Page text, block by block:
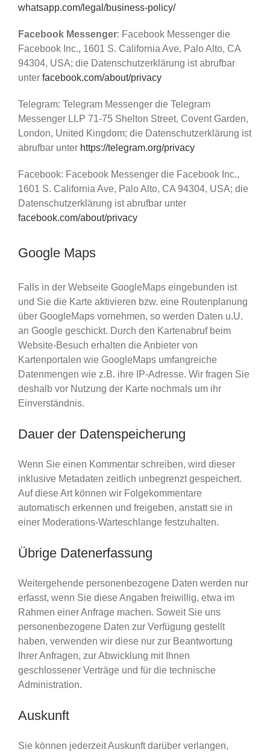
whatsapp.com/legal/business-policy/
Facebook Messenger: Facebook Messenger die
Facebook Inc., 1601 S. California Ave, Palo Alto, CA
94304, USA; die Datenschutzerklärung ist abrufbar
unter facebook.com/about/privacy
Telegram: Telegram Messenger die Telegram
Messenger LLP 71-75 Shelton Street, Covent Garden,
London, United Kingdom; die Datenschutzerklärung ist
abrufbar unter https://telegram.org/privacy
Facebook: Facebook Messenger die Facebook Inc.,
1601 S. California Ave, Palo Alto, CA 94304, USA; die
Datenschutzerklärung ist abrufbar unter
facebook.com/about/privacy
Google Maps
Falls in der Webseite GoogleMaps eingebunden ist
und Sie die Karte aktivieren bzw. eine Routenplanung
über GoogleMaps vornehmen, so werden Daten u.U.
an Google geschickt. Durch den Kartenabruf beim
Website-Besuch erhalten die Anbieter von
Kartenportalen wie GoogleMaps umfangreiche
Datenmengen wie z.B. ihre IP-Adresse. Wir fragen Sie
deshalb vor Nutzung der Karte nochmals um ihr
Einverständnis.
Dauer der Datenspeicherung
Wenn Sie einen Kommentar schreiben, wird dieser
inklusive Metadaten zeitlich unbegrenzt gespeichert.
Auf diese Art können wir Folgekommentare
automatisch erkennen und freigeben, anstatt sie in
einer Moderations-Warteschlange festzuhalten.
Übrige Datenerfassung
Weitergehende personenbezogene Daten werden nur
erfasst, wenn Sie diese Angaben freiwillig, etwa im
Rahmen einer Anfrage machen. Soweit Sie uns
personenbezogene Daten zur Verfügung gestellt
haben, verwenden wir diese nur zur Beantwortung
Ihrer Anfragen, zur Abwicklung mit Ihnen
geschlossener Verträge und für die technische
Administration.
Auskunft
Sie können jederzeit Auskunft darüber verlangen,